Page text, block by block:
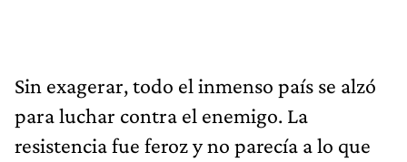
Sin exagerar, todo el inmenso país se alzó
para luchar contra el enemigo. La
resistencia fue feroz y no parecía a lo que